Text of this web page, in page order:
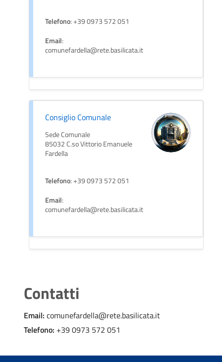
Telefono: +39 0973 572 051
Email:
comunefardella@rete.basilicata.it
Consiglio Comunale
Sede Comunale
85032 C.so Vittorio Emanuele
Fardella
Telefono: +39 0973 572 051
Email:
comunefardella@rete.basilicata.it
Contatti
Email: comunefardella@rete.basilicata.it
Telefono: +39 0973 572 051